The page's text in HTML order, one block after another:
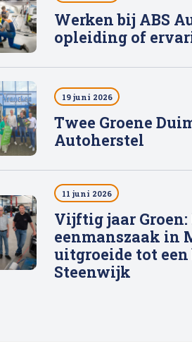
Werken bij ABS
opleiding of
19 juni 2026
Twee Groene
Autoherstel
11 juni 2026
Vijftig jaar Groen:
eenmanszaak in
uitgroeide tot
Steenwijk